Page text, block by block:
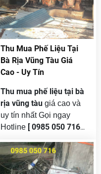
lượng lớn tại tphcm .
Thu Mua Phế Liệu Tại
Bà Rịa Vũng Tàu Giá
Cao - Uy Tín
Thu mua phế liệu tại bà
rịa vũng tàu giá cao và
uy tín nhất Gọi ngay
Hotline [ 0985 050 716 ]
đơn vị đứng đầu trong
nghành thu mua phế